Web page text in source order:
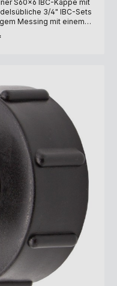
S60x6 IBC-Kappe mit
3/4" IBC-Sets
Messing mit einem
S60x6 (60 mm